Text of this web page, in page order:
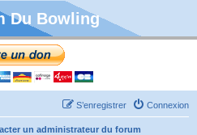
Du Bowling
Connexion
S’enregistrer
un administrateur du forum